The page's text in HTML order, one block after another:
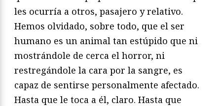
les ocurría a otros, pasajero y relativo.
Hemos olvidado, sobre todo, que el ser
humano es un animal tan estúpido que ni
mostrándole de cerca el horror, ni
restregándole la cara por la sangre, es
capaz de sentirse personalmente afectado.
Hasta que le toca a él, claro. Hasta que